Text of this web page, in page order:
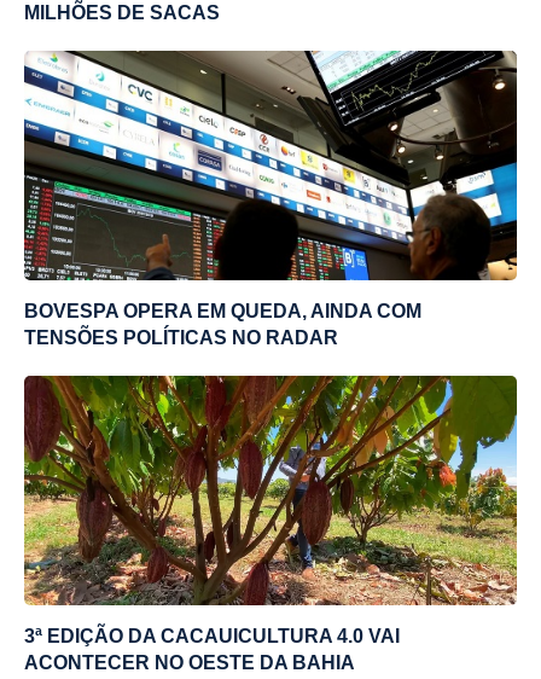
MILHÕES DE SACAS
BOVESPA OPERA EM QUEDA, AINDA COM
TENSÕES POLÍTICAS NO RADAR
3ª EDIÇÃO DA CACAUICULTURA 4.0 VAI
ACONTECER NO OESTE DA BAHIA